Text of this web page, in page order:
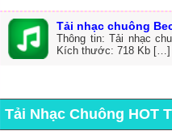
Tải nhạc chuông
Thông tin: Tải nhạc
Kích thước: 718 Kb […]
Tải Nhạc Chuông HOT